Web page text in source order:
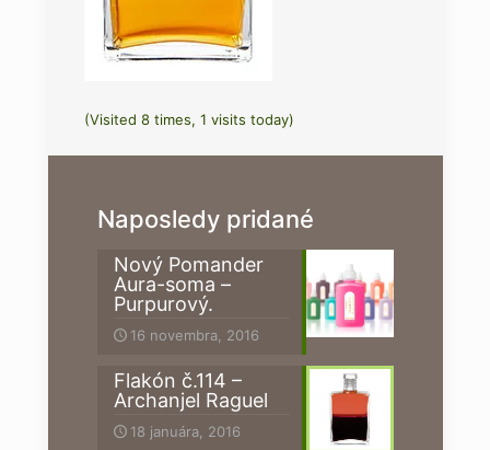
(Visited 8 times, 1 visits today)
Naposledy pridané
Nový Pomander
Aura-soma –
Purpurový.
16 novembra, 2016
Flakón č.114 –
Archanjel Raguel
18 januára, 2016